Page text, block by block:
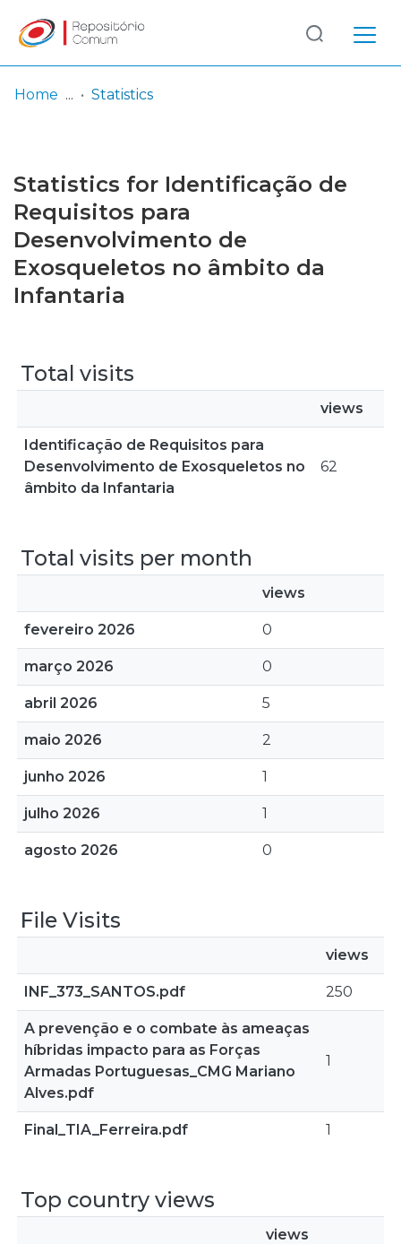
Browse repository
Entities
Log
In
(current)
Home Statistics
Statistics for Identificação de
Requisitos para
Desenvolvimento de
Exosqueletos no âmbito da
Infantaria
Total visits
views
Identificação de Requisitos para
Desenvolvimento de Exosqueletos no
âmbito da Infantaria
62
Total visits per month
views
fevereiro 2026 0
março 2026 0
abril 2026 5
maio 2026 2
junho 2026 1
julho 2026 1
agosto 2026 0
File Visits
views
INF_373_SANTOS.pdf 250
A prevenção e o combate às ameaças
híbridas impacto para as Forças
Armadas Portuguesas_CMG Mariano
Alves.pdf
1
Final_TIA_Ferreira.pdf 1
Top country views
views